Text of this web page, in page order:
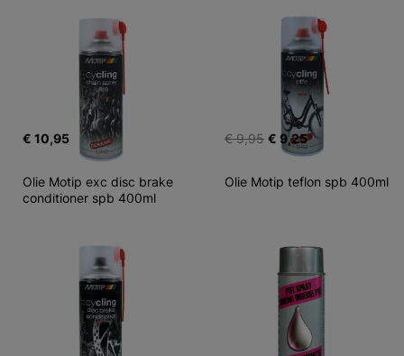
€ 10,95 € 9,95 € 9,25
Olie Motip exc disc brake
conditioner spb 400ml
Olie Motip teflon spb 400ml